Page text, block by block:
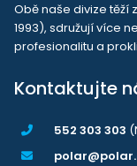
Obě naše divize těží
1993), sdružují více
profesionalitu a
Kontaktujte
552 303 303